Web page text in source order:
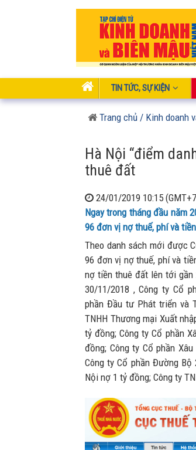
TIN TỨC, SỰ KIỆN
Trang chủ / Kinh doanh
Hà Nội “điểm
thuê đất
24/01/2019 10:15
Ngay trong tháng đầu năm
96 đơn vị nợ thuế, phí và
Theo danh sách mới được
96 đơn vị nợ thuế, phí và
nợ tiền thuê đất lên tới gần
30/11/2018 , Công ty Cổ
phần Đầu tư Phát triển và
TNHH Thương mại Xuất
tỷ đồng; Công ty Cổ phần
đồng; Công ty Cổ phần
Công ty Cổ phần Đường
Nội nợ 1 tỷ đồng; Công ty